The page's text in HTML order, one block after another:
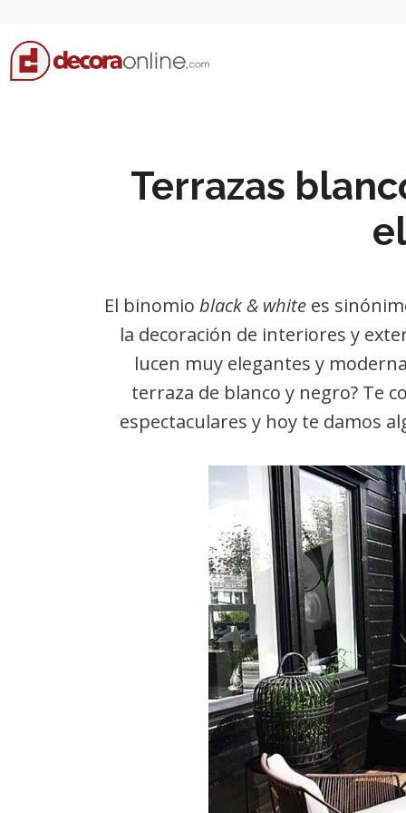
to
content
Terrazas
El binomio black & white es
la decoración de interiores y
lucen muy elegantes y
terraza de blanco y negro? Te
espectaculares y hoy te damos